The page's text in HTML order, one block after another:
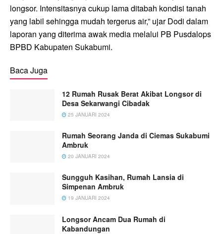
longsor. Intensitasnya cukup lama ditabah kondisi tanah
yang labil sehingga mudah tergerus air,” ujar Dodi dalam
laporan yang diterima awak media melalui PB Pusdalops
BPBD Kabupaten Sukabumi.
Baca Juga
12 Rumah Rusak Berat Akibat Longsor di
Desa Sekarwangi Cibadak
25 JANUARI 2024
Rumah Seorang Janda di Ciemas Sukabumi
Ambruk
20 JANUARI 2024
Sungguh Kasihan, Rumah Lansia di
Simpenan Ambruk
19 JANUARI 2024
Longsor Ancam Dua Rumah di
Kabandungan